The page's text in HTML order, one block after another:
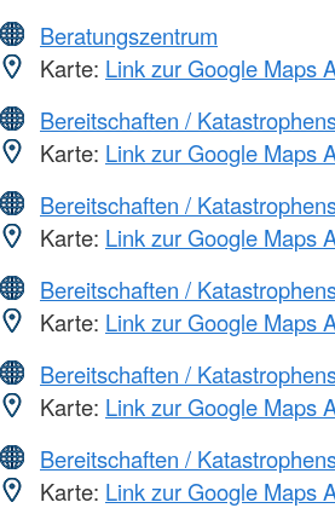
Beratungszentrum
Karte: Link zur Google Maps
Bereitschaften /
Karte: Link zur Google Maps
Bereitschaften /
Karte: Link zur Google Maps
Bereitschaften /
Karte: Link zur Google Maps
Bereitschaften /
Karte: Link zur Google Maps
Bereitschaften /
Karte: Link zur Google Maps